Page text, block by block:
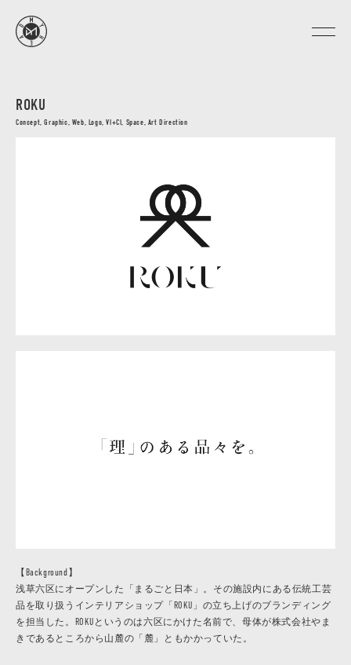
ROKU
Concept, Graphic, Web, Logo, VI+CI, Space, Art Direction
【Background】
浅草六区にオープンした「まるごと日本」。その施設内にある伝統工芸
品を取り扱うインテリアショップ「ROKU」の立ち上げのブランディング
を担当した。ROKUというのは六区にかけた名前で、母体が株式会社やま
きであるところから山麓の「麓」ともかかっていた。